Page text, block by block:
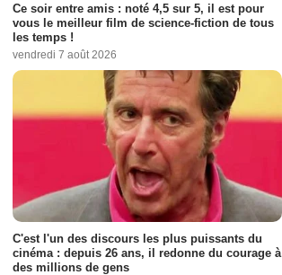
Ce soir entre amis : noté 4,5 sur 5, il est pour
vous le meilleur film de science-fiction de tous
les temps !
vendredi 7 août 2026
C'est l'un des discours les plus puissants du
cinéma : depuis 26 ans, il redonne du courage à
des millions de gens